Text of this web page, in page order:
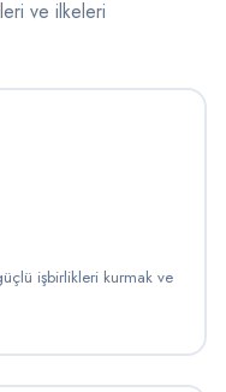
ve ilkeleri
işbirlikleri kurmak ve